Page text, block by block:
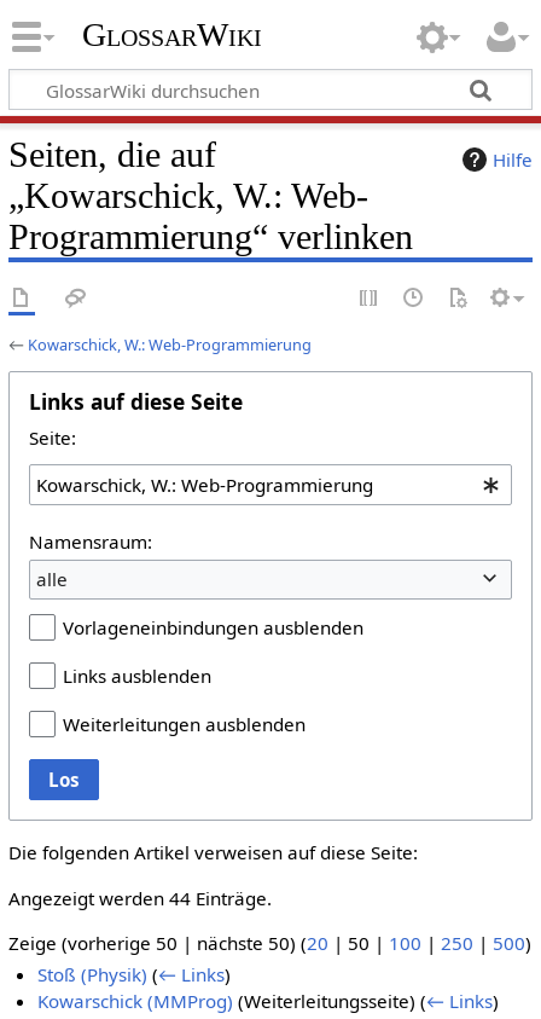
GlossarWiki
Hilfe
Seiten, die auf
„Kowarschick, W.: Web-
Programmierung“ verlinken
← Kowarschick, W.: Web-Programmierung
Links auf diese Seite
Seite:
Namensraum:
alle
Vorlageneinbindungen ausblenden
Links ausblenden
Weiterleitungen ausblenden
Los
Die folgenden Artikel verweisen auf diese Seite:
Angezeigt werden 44 Einträge.
Zeige (vorherige 50 | nächste 50) (20 | 50 | 100 | 250 | 500)
Stoß (Physik) (← Links)
Kowarschick (MMProg) (Weiterleitungsseite)(← Links)